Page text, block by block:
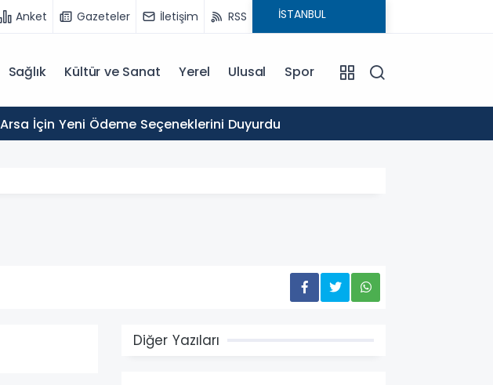
Anket Gazeteler İletişim RSS
Sağlık Kültür ve Sanat Yerel Ulusal Spor
İçin Yeni Ödeme Seçeneklerini Duyurdu
Diğer Yazıları